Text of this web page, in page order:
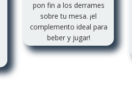
pon fin a los derrames
sobre tu mesa. ¡el
complemento ideal para
beber y jugar!